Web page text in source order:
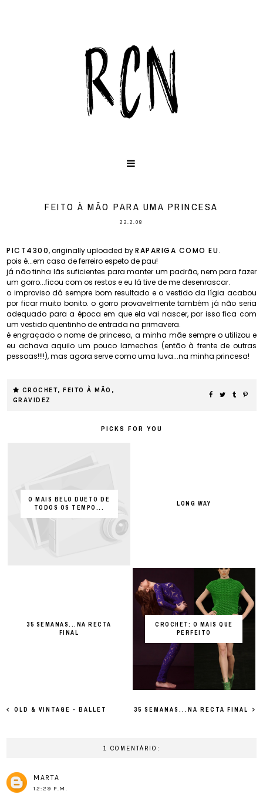
FEITO À MÃO PARA UMA PRINCESA
22.2.08
PICT4300, originally uploaded byRAPARIGA COMO EU.
pois é...em casa de ferreiro espeto de pau!
já não tinha lãs suficientes para manter um padrão, nem para fazer
um gorro...ficou com os restos e eu lá tive de me desenrascar.
o improviso dá sempre bom resultado e o vestido da lígia acabou
por ficar muito bonito. o gorro provavelmente também já não seria
adequado para a época em que ela vai nascer, por isso fica com
um vestido quentinho de entrada na primavera.
é engraçado o nome de princesa, a minha mãe sempre o utilizou e
eu achava aquilo um pouco lamechas (então à frente de outras
pessoas!!!!), mas agora serve como uma luva...na minha princesa!
CROCHET, FEITO À MÃO ,
GRAVIDEZ
PICKS FOR YOU
O MAIS BELO DUETO DE
TODOS OS TEMPO...
LONG WAY
35 SEMANAS...NA RECTA
FINAL
CROCHET: O MAIS QUE
PERFEITO
OLD & VINTAGE - BALLET 35 SEMANAS...NA RECTA FINAL
1 COMENTÁRIO:
MARTA
12:29 P.M.